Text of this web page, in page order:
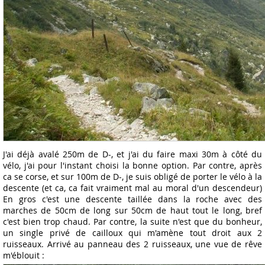
J'ai déjà avalé 250m de D-, et j'ai du faire maxi 30m à côté du
vélo, j'ai pour l'instant choisi la bonne option. Par contre, après
ca se corse, et sur 100m de D-, je suis obligé de porter le vélo à la
descente (et ca, ca fait vraiment mal au moral d'un descendeur)
En gros c'est une descente taillée dans la roche avec des
marches de 50cm de long sur 50cm de haut tout le long, bref
c'est bien trop chaud. Par contre, la suite n'est que du bonheur,
un single privé de cailloux qui m'amène tout droit aux 2
ruisseaux. Arrivé au panneau des 2 ruisseaux, une vue de rêve
m'éblouit :